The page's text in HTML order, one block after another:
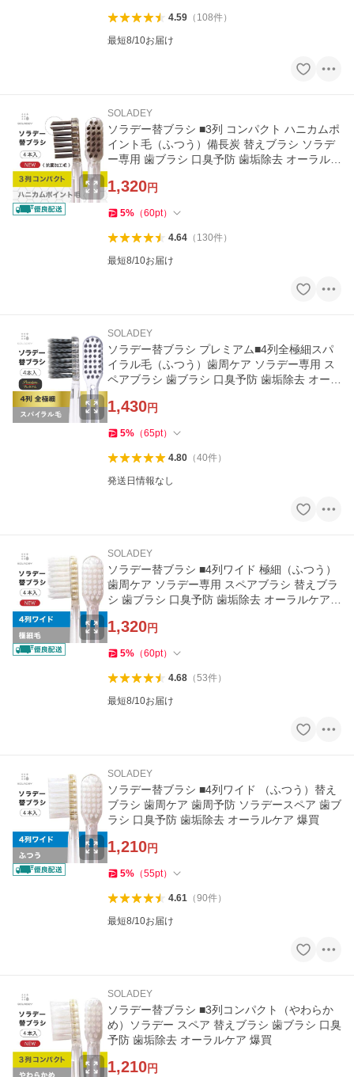
4.59（ 108件）
最短8/10お届け
SOLADEY
ソラデー替ブラシ ■3列 コンパクト ハニカムポ
イント毛（ふつう）備長炭 替えブラシ ソラデ
ー専用 歯ブラシ 口臭予防 歯垢除去 オーラルケ
1,320円
5% （60pt）
4.64（ 130件）
最短8/10お届け
SOLADEY
ソラデー替ブラシ プレミアム■4列全極細スパ
イラル毛（ふつう）歯周ケア ソラデー専用 ス
ペアブラシ 歯ブラシ 口臭予防 歯垢除去 オーラ
1,430円
5% （65pt）
4.80（40件）
発送日情報なし
SOLADEY
ソラデー替ブラシ ■4列ワイド 極細（ふつう）
歯周ケア ソラデー専用 スペアブラシ 替えブラ
シ 歯ブラシ 口臭予防 歯垢除去 オーラルケア
1,320円
5% （60pt）
4.68（53件）
最短8/10お届け
SOLADEY
ソラデー替ブラシ ■4列ワイド （ふつう）替え
ブラシ 歯周ケア 歯周予防 ソラデースペア 歯ブ
ラシ 口臭予防 歯垢除去 オーラルケア 爆買
1,210円
5% （55pt）
4.61（90件）
最短8/10お届け
SOLADEY
ソラデー替ブラシ ■3列コンパクト（やわらか
め）ソラデー スペア 替えブラシ 歯ブラシ 口臭
予防 歯垢除去 オーラルケア 爆買
1,210円